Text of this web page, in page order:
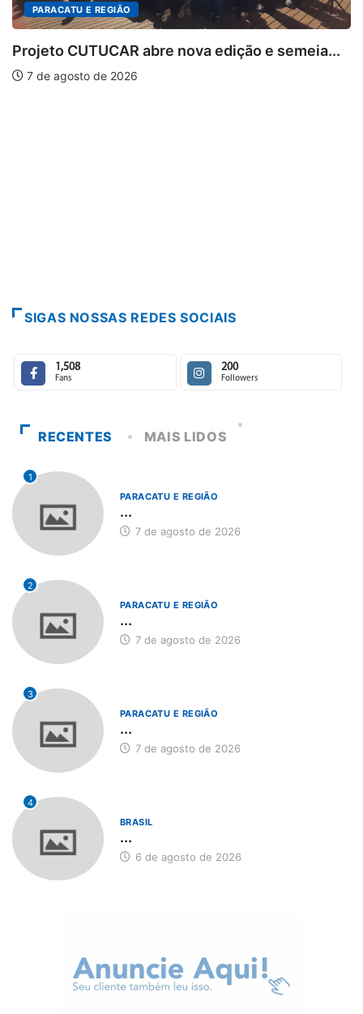
PARACATU E REGIÃO
Projeto CUTUCAR abre nova edição e semeia...
7 de agosto de 2026
SIGAS NOSSAS REDES SOCIAIS
1,508
Fans
200
Followers
RECENTES MAIS LIDOS
1
PARACATU E REGIÃO
...
7 de agosto de 2026
2
PARACATU E REGIÃO
...
7 de agosto de 2026
3
PARACATU E REGIÃO
...
7 de agosto de 2026
4
BRASIL
...
6 de agosto de 2026